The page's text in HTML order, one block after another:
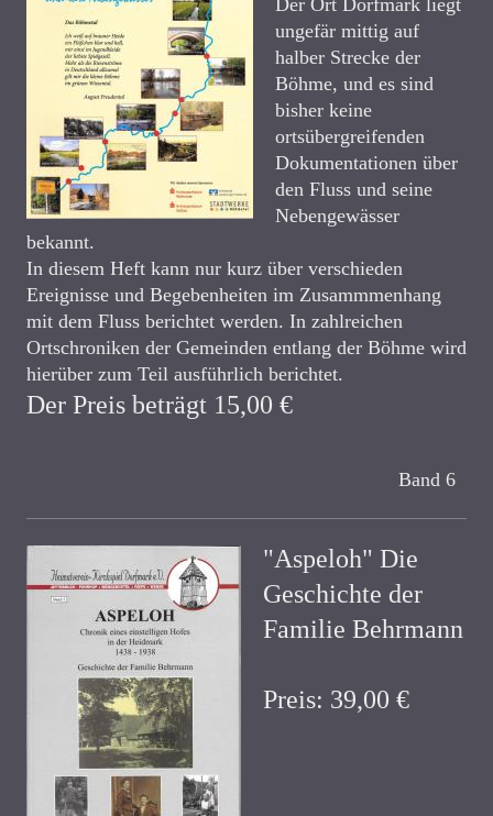
Der Ort Dorfmark liegt
ungefär mittig auf
halber Strecke der
Böhme, und es sind
bisher keine
ortsübergreifenden
Dokumentationen über
den Fluss und seine
Nebengewässer
bekannt.
In diesem Heft kann nur kurz über verschieden
Ereignisse und Begebenheiten im Zusammmenhang
mit dem Fluss berichtet werden. In zahlreichen
Ortschroniken der Gemeinden entlang der Böhme wird
hierüber zum Teil ausführlich berichtet.
Der Preis beträgt 15,00 €
Band 6
"Aspeloh" Die
Geschichte der
Familie Behrmann
Preis: 39,00 €